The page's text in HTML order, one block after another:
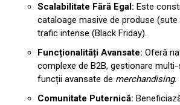
Scalabilitate Fără Egal: Este
cataloage masive de produse
trafic intense (Black Friday).
Funcționalități Avansate: Oferă
complexe de B2B, gestionare
funcții avansate de merchandising.
Comunitate Puternică: